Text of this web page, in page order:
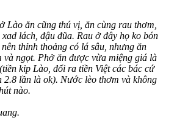
Lào ăn cũng thú vị, ăn cùng rau thơm,
lách, đậu đũa. Rau ở đây họ ko bón
thỉnh thoảng có lá sâu, nhưng ăn
và ngọt. Phở ăn được vừa miệng giá là
kip Lào, đổi ra tiền Việt các bác cứ
2.8 lần là ok). Nước lèo thơm và không
nào.